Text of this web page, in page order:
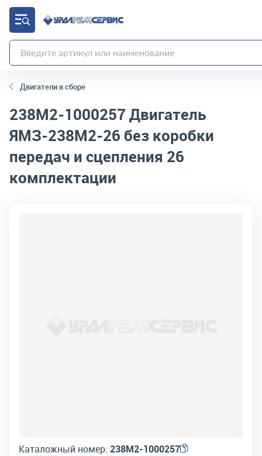
Двигатели в сборе
238М2-1000257Двигатель
ЯМЗ-238М2-26 без коробки
передач и сцепления 26
комплектации
Каталожный номер: 238М2-1000257